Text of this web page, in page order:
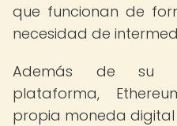
que funcionan de
necesidad de
Además de su
plataforma,
propia moneda digital